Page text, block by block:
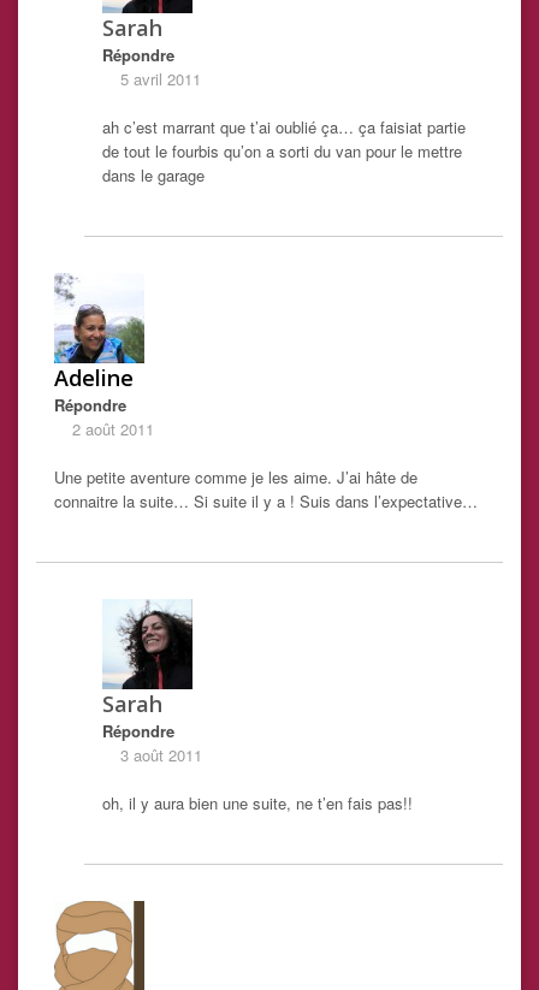
Sarah
Répondre
5 avril 2011
ah c’est marrant que t’ai oublié ça… ça faisiat partie
de tout le fourbis qu’on a sorti du van pour le mettre
dans le garage
Adeline
Répondre
2 août 2011
Une petite aventure comme je les aime. J’ai hâte de
connaitre la suite… Si suite il y a ! Suis dans l’expectative…
Sarah
Répondre
3 août 2011
oh, il y aura bien une suite, ne t’en fais pas!!